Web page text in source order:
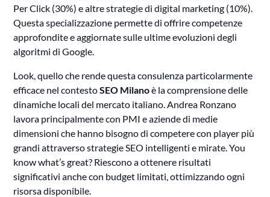
Per Click (30%) e altre strategie di digital marketing (10%).
Questa specializzazione permette di offrire competenze
approfondite e aggiornate sulle ultime evoluzioni degli
algoritmi di Google.
Look, quello che rende questa consulenza particolarmente
efficace nel contestoSEO Milanoè la comprensione delle
dinamiche locali del mercato italiano. Andrea Ronzano
lavora principalmente con PMI e aziende di medie
dimensioni che hanno bisogno di competere con player più
grandi attraverso strategie SEO intelligenti e mirate. You
know what’s great? Riescono a ottenere risultati
significativi anche con budget limitati, ottimizzando ogni
risorsa disponibile.